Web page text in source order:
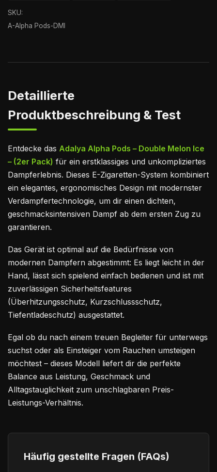
SKU:
A-Alpha Pods-DMI
Detaillierte
Produktbeschreibung & Test
Entdecke das Adalya Alpha Pods – Double Melon Ice
– (2er Pack) für ein erstklassiges und unkompliziertes
Dampferlebnis. Dieses E-Zigaretten-System kombiniert
ein elegantes, ergonomisches Design mit modernster
Verdampfertechnologie, um dir einen dichten,
geschmacksintensiven Dampf ab dem ersten Zug zu
garantieren.
Das Gerät ist optimal auf die Bedürfnisse von
modernen Dampfern abgestimmt: Es liegt leicht in der
Hand, lässt sich spielend einfach bedienen und ist mit
zuverlässigen Sicherheitsfeatures
(Überhitzungsschutz, Kurzschlussschutz,
Tiefentladeschutz) ausgestattet.
Egal ob du nach einem treuen Begleiter für unterwegs
suchst oder als Einsteiger vom Rauchen umsteigen
möchtest – dieses Modell liefert dir die perfekte
Balance aus Leistung, Geschmack und
Alltagstauglichkeit zum unschlagbaren Preis-
Leistungs-Verhältnis.
Häufig gestellte Fragen (FAQs)